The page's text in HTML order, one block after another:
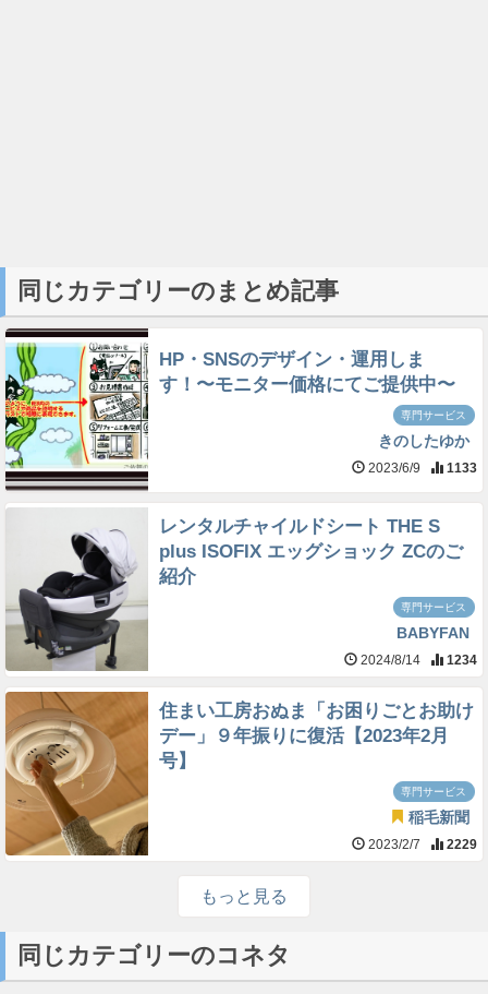
同じカテゴリーのまとめ記事
HP・SNSのデザイン・運用しま
す！〜モニター価格にてご提供中〜
専門サービス
きのしたゆか
2023/6/9 1133
レンタルチャイルドシート THE S
plus ISOFIX エッグショック ZCのご
紹介
専門サービス
BABYFAN
2024/8/14 1234
住まい工房おぬま「お困りごとお助け
デー」９年振りに復活【2023年2月
号】
専門サービス
稲毛新聞
2023/2/7 2229
もっと見る
同じカテゴリーのコネタ